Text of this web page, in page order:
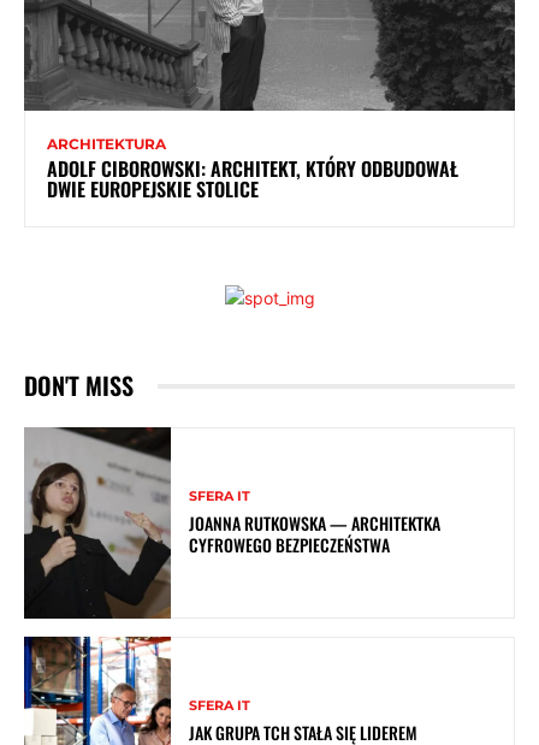
ARCHITEKTURA
ADOLF CIBOROWSKI: ARCHITEKT, KTÓRY ODBUDOWAŁ
DWIE EUROPEJSKIE STOLICE
DON'T MISS
SFERA IT
JOANNA RUTKOWSKA — ARCHITEKTKA
CYFROWEGO BEZPIECZEŃSTWA
SFERA IT
JAK GRUPA TCH STAŁA SIĘ LIDEREM